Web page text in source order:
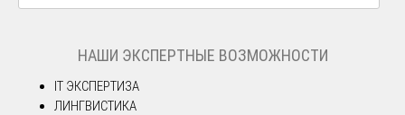
НАШИ ЭКСПЕРТНЫЕ ВОЗМОЖНОСТИ
IT ЭКСПЕРТИЗА
ЛИНГВИСТИКА